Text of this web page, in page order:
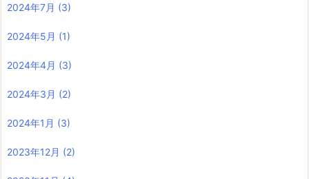
2024年7月 (3)
2024年5月 (1)
2024年4月 (3)
2024年3月 (2)
2024年1月 (3)
2023年12月 (2)